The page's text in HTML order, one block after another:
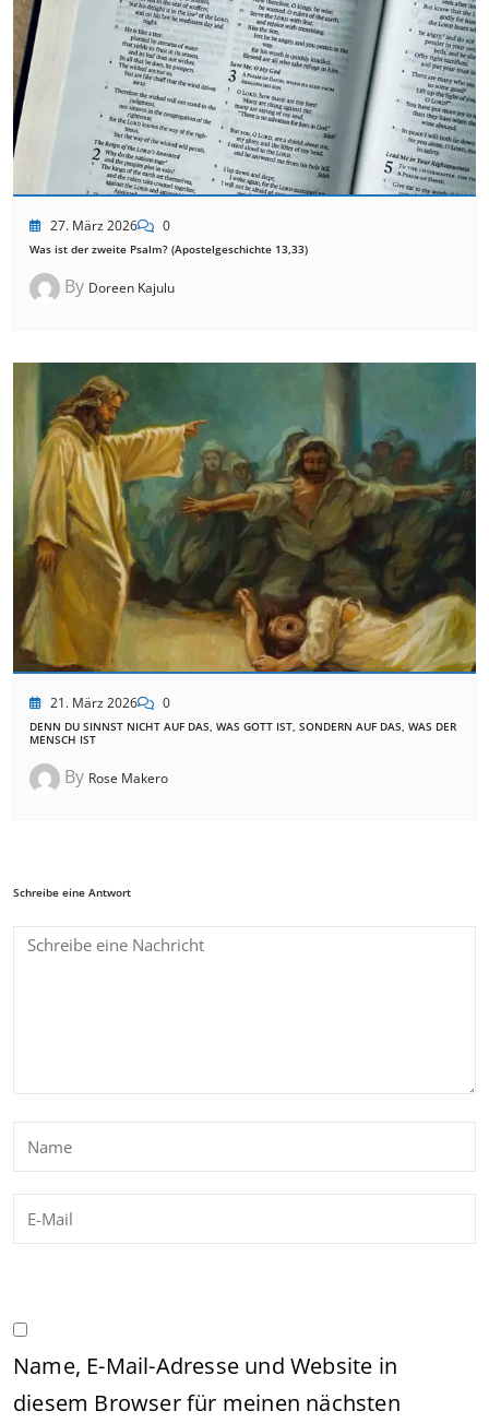
27. März 2026 0
Was ist der zweite Psalm? (Apostelgeschichte 13,33)
By Doreen Kajulu
21. März 2026 0
DENN DU SINNST NICHT AUF DAS, WAS GOTT IST, SONDERN AUF DAS, WAS DER
MENSCH IST
By Rose Makero
Schreibe eine Antwort
Name, E-Mail-Adresse und Website in
diesem Browser für meinen nächsten